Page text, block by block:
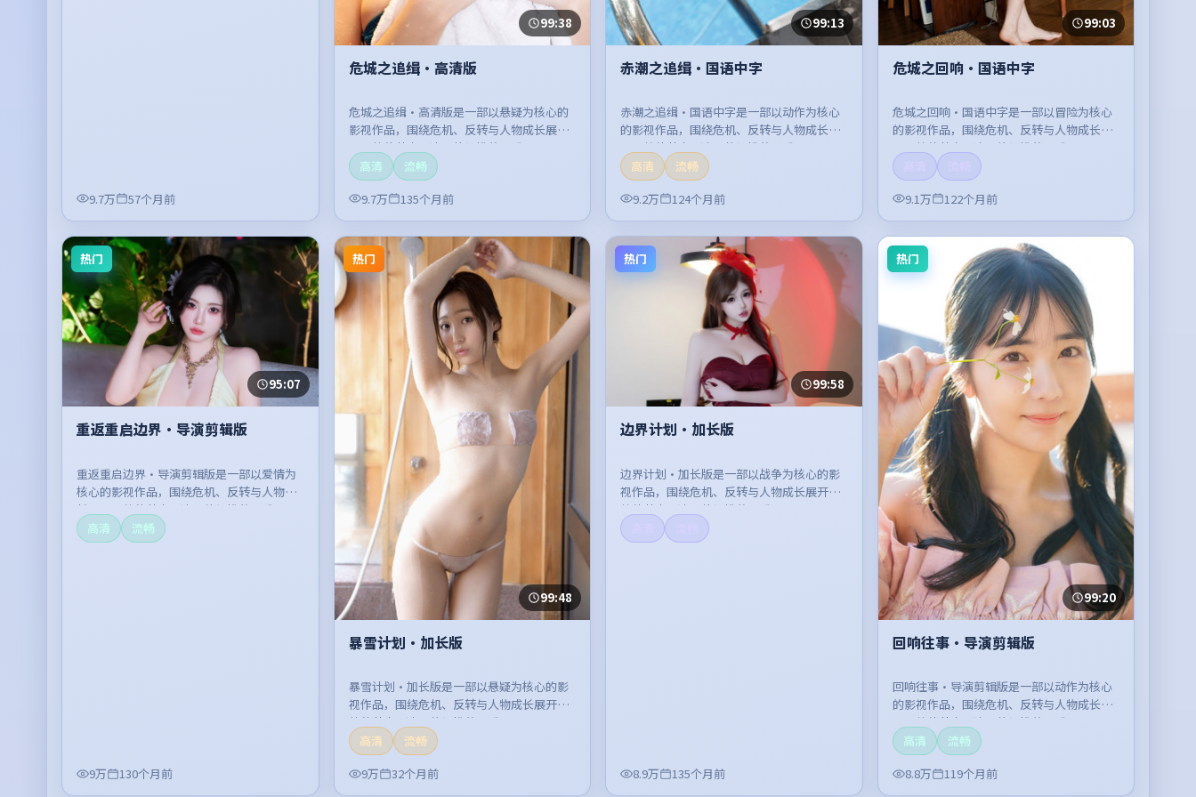
9.7万 57个月前
99:38
危城之追缉·高清版
危城之追缉·高清版是一部以悬疑为核心的
影视作品，围绕危机、反转与人物成长展
开，整体节奏紧凑，值得推荐观看。
高清
流畅
9.7万
135个月前
99:13
赤潮之追缉·国语中字
赤潮之追缉·国语中字是一部以动作为核心
的影视作品，围绕危机、反转与人物成长展
开，整体节奏紧凑，值得推荐观看。
高清
流畅
9.2万
124个月前
99:03
危城之回响·国语中字
危城之回响·国语中字是一部以冒险为核心
的影视作品，围绕危机、反转与人物成长展
开，整体节奏紧凑，值得推荐观看。
9.1万
122个月前
热门
95:07
重返重启边界·导演剪辑版
重返重启边界·导演剪辑版是一部以爱情为
核心的影视作品，围绕危机、反转与人物成
长展开，整体节奏紧凑，值得推荐观看。
高清
流畅
9万 130个月前
热门
99:48
暴雪计划·加长版
暴雪计划·加长版是一部以悬疑为核心的影
视作品，围绕危机、反转与人物成长展开，
整体节奏紧凑，值得推荐观看。
高清
流畅
9万
32个月前
热门
99:58
边界计划·加长版
边界计划·加长版是一部以战争为核心的影
视作品，围绕危机、反转与人物成长展开，
整体节奏紧凑，值得推荐观看。
8.9万 135个月前
热门
99:20
回响往事·导演剪辑版
回响往事·导演剪辑版是一部以动作为核心
的影视作品，围绕危机、反转与人物成长展
开，整体节奏紧凑，值得推荐观看。
高清
流畅
8.8万
119个月前